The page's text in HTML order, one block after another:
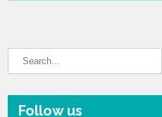
Follow us